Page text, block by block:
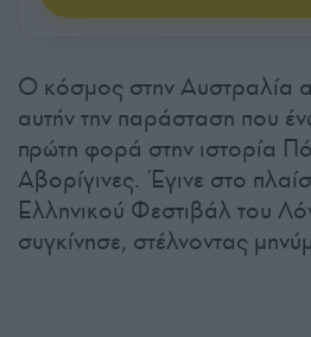
Ο κόσμος στην Αυστραλία
αυτήν την παράσταση που
πρώτη φορά στην ιστορία
Αβορίγινες. Έγινε στο
Ελληνικού Φεστιβάλ του
συγκίνησε, στέλνοντας